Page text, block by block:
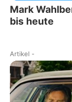
Mark
bis heute
Artikel -